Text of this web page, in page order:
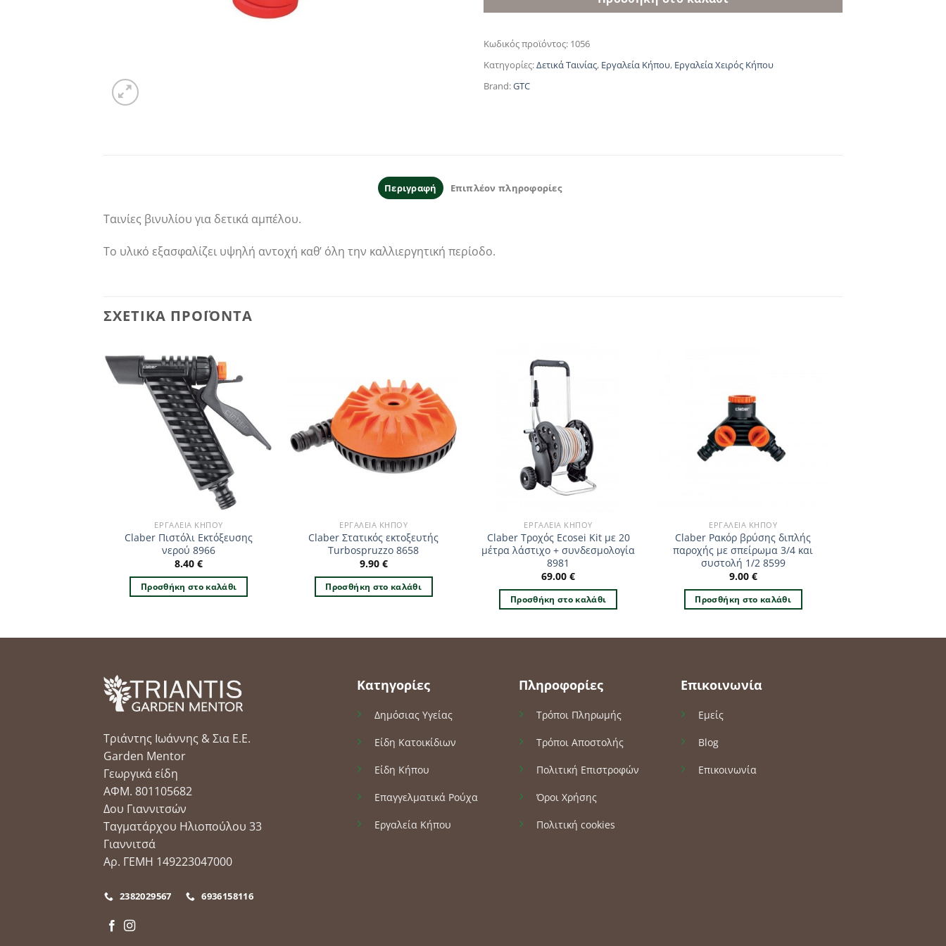
Κωδικός προϊόντος: 1056
Κατηγορίες:Δετικά Ταινίας, Εργαλεία Κήπου, Εργαλεία Χειρός Κήπου
Brand:GTC
Περιγραφή Επιπλέον πληροφορίες
Ταινίες βινυλίου για δετικά αμπέλου.
Το υλικό εξασφαλίζει υψηλή αντοχή καθ’ όλη την καλλιεργητική περίοδο.
ΣΧΕΤΙΚΆ ΠΡΟΪΌΝΤΑ
ΕΡΓΑΛΕΊΑ ΚΉΠΟΥ
Claber Πιστόλι Εκτόξευσης
νερού 8966
8.40€
Προσθήκη στο καλάθι
ΕΡΓΑΛΕΊΑ ΚΉΠΟΥ
Claber Στατικός εκτοξευτής
Turbospruzzo 8658
9.90 €
Προσθήκη στο καλάθι
ΕΡΓΑΛΕΊΑ ΚΉΠΟΥ
Claber Τροχός Ecosei Kit με 20
μέτρα λάστιχο + συνδεσμολογία
8981
69.00€
Προσθήκη στο καλάθι
ΕΡΓΑΛΕΊΑ ΚΉΠΟΥ
Claber Ρακόρ βρύσης διπλής
παροχής με σπείρωμα 3/4 και
συστολή 1/2 8599
9.00 €
Προσθήκη στο καλάθι
Τριάντης Ιωάννης & Σια Ε.Ε.
Garden Mentor
Γεωργικά είδη
ΑΦΜ. 801105682
Δου Γιαννιτσών
Ταγματάρχου Ηλιοπούλου 33
Γιαννιτσά
Αρ. ΓΕΜΗ 149223047000
2382029567 6936158116
Κατηγορίες
Δημόσιας Υγείας
Είδη Κατοικίδιων
Είδη Κήπου
Επαγγελματικά Ρούχα
Εργαλεία Κήπου
Πληροφορίες
Τρόποι Πληρωμής
Τρόποι Αποστολής
Πολιτική Επιστροφών
Όροι Χρήσης
Πολιτική cookies
Επικοινωνία
Εμείς
Blog
Επικοινωνία